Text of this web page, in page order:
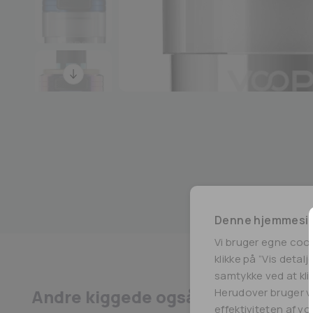
Andre kiggede også på
Denne
Vi bruger egne
klikke på ”Vis
samtykke ved at
Herudover bruger
effektiviteten af